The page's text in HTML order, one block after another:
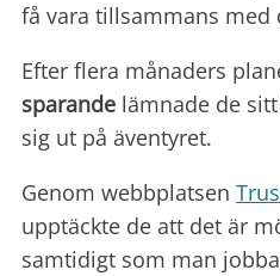
få vara tillsammans med
Efter flera månaders
sparande lämnade de sitt
sig ut på äventyret.
Genom webbplatsen
upptäckte de att det är
samtidigt som man